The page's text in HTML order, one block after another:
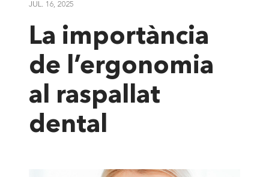
JUL. 16, 2025
La importància
de l’ergonomia
al raspallat
dental